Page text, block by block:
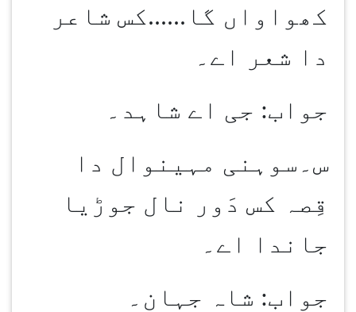
کھواواں گا......کس شاعر
دا شعر اے۔
جواب: جی اے شاہد۔
س۔سوہنی مہینوال دا
قِصہ کس دَور نال جوڑیا
جاندا اے۔
جواب: شاہ جہان۔